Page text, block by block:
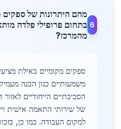
6
מהם היתרונות של ספקים
בתחום פרופילי פלדה
מהמרכז?
ספקים מקומיים באילת
משמעותיים כגון הבנה
הסביבתיים הייחודיים לאזור
של שירותי התאמה אישית
למקום העבודה. כמו כן,